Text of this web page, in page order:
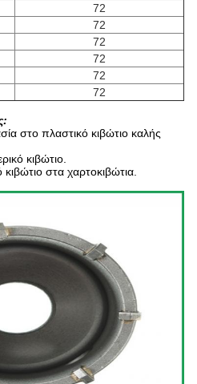
72
72
72
72
72
72
στο πλαστικό κιβώτιο καλής
κιβώτιο.
στα χαρτοκιβώτια.